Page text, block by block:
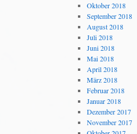
Oktober 2018
September 2018
August 2018
Juli 2018
Juni 2018
Mai 2018
April 2018
März 2018
Februar 2018
Januar 2018
Dezember 2017
November 2017